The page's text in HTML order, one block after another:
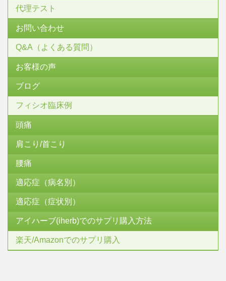
代理テスト
お問い合わせ
Q&A（よくある質問）
お客様の声
ブログ
フィシオ臨床例
頭痛
肩こり/首こり
腰痛
適応症（病名別）
適応症（症状別）
アイハーブ(iherb)でのサプリ購入方法
楽天/Amazonでのサプリ購入